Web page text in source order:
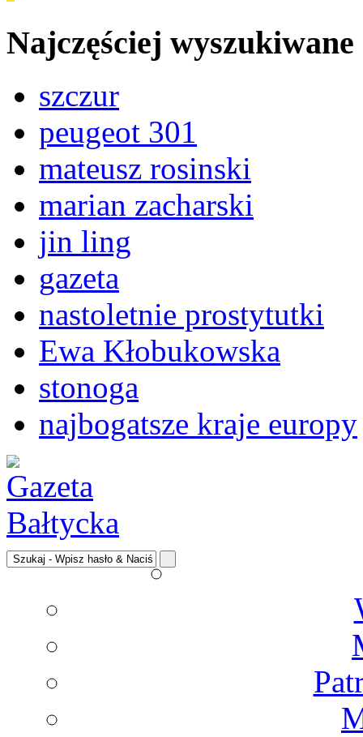
Najczęściej wyszukiwane
szczur
peugeot 301
mateusz rosinski
marian zacharski
jin ling
gazeta
nastoletnie prostytutki
Ewa Kłobukowska
stonoga
najbogatsze kraje europy